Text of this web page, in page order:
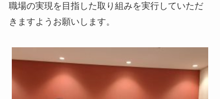
職場の実現を目指した取り組みを実行していただ
きますようお願いします。